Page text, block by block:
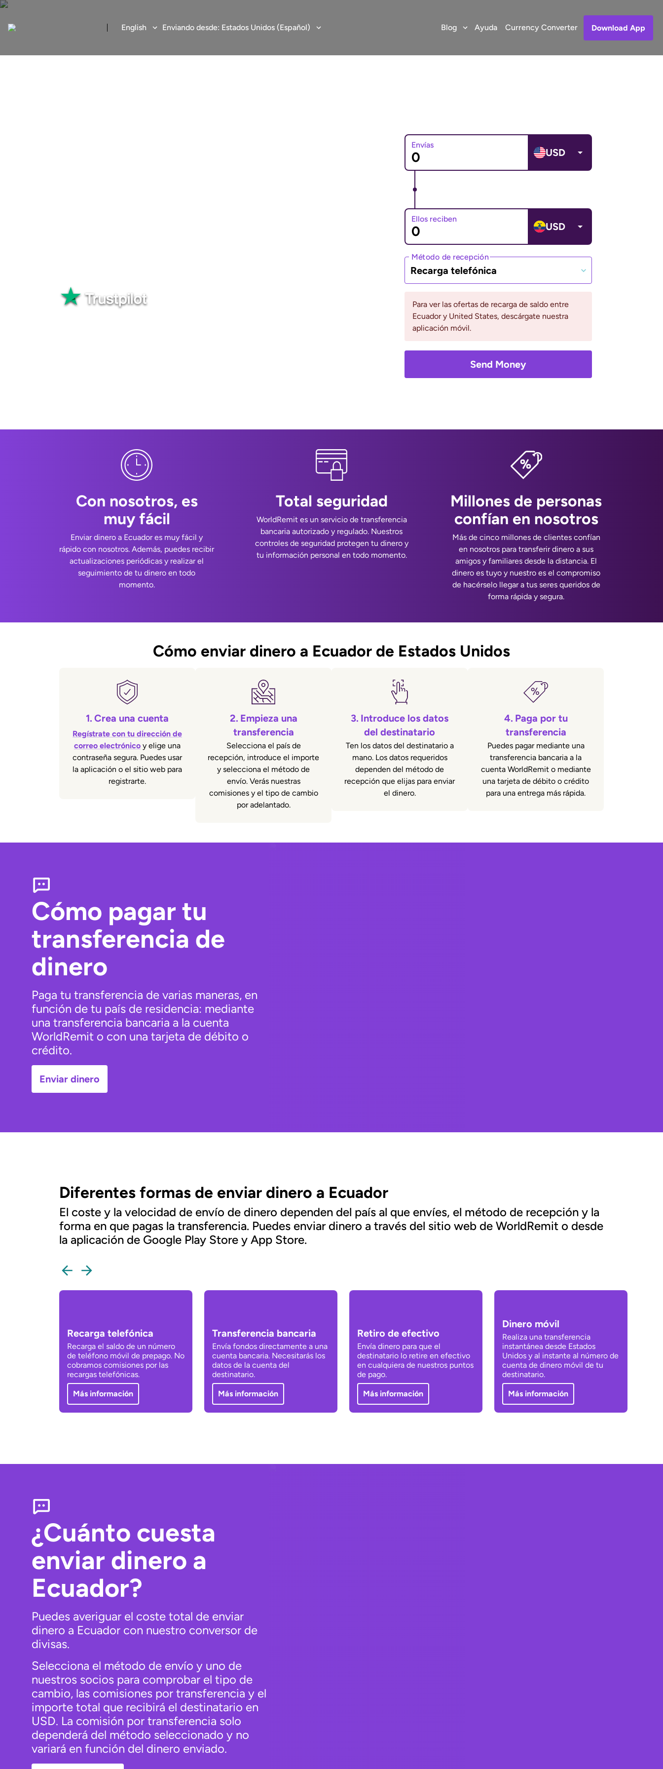
English Enviando desde: Estados Unidos (Español) Blog Ayuda Currency Converter Download App
Envías
USD
Ellos reciben
USD
Método de recepción
Recarga telefónica
Para ver las ofertas de recarga de saldo entre
Ecuador y United States, descárgate nuestra
aplicación móvil.
Send Money
Con nosotros, es
muy fácil
Enviar dinero a Ecuador es muy fácil y
rápido con nosotros. Además, puedes recibir
actualizaciones periódicas y realizar el
seguimiento de tu dinero en todo
momento.
Total seguridad
WorldRemit es un servicio de transferencia
bancaria autorizado y regulado. Nuestros
controles de seguridad protegen tu dinero y
tu información personal en todo momento.
Millones de personas
confían en nosotros
Más de cinco millones de clientes confían
en nosotros para transferir dinero a sus
amigos y familiares desde la distancia. El
dinero es tuyo y nuestro es el compromiso
de hacérselo llegar a tus seres queridos de
forma rápida y segura.
Cómo enviar dinero a Ecuador de Estados Unidos
1. Crea una cuenta
Regístrate con tu dirección de
correo electrónico y elige una
contraseña segura. Puedes usar
la aplicación o el sitio web para
registrarte.
2. Empieza una
transferencia
Selecciona el país de
recepción, introduce el importe
y selecciona el método de
envío. Verás nuestras
comisiones y el tipo de cambio
por adelantado.
3. Introduce los datos
del destinatario
Ten los datos del destinatario a
mano. Los datos requeridos
dependen del método de
recepción que elijas para enviar
el dinero.
4. Paga por tu
transferencia
Puedes pagar mediante una
transferencia bancaria a la
cuenta WorldRemit o mediante
una tarjeta de débito o crédito
para una entrega más rápida.
Cómo pagar tu
transferencia de
dinero
Paga tu transferencia de varias maneras, en
función de tu país de residencia: mediante
una transferencia bancaria a la cuenta
WorldRemit o con una tarjeta de débito o
crédito.
Enviar dinero
Diferentes formas de enviar dinero a Ecuador
El coste y la velocidad de envío de dinero dependen del país al que envíes, el método de recepción y la
forma en que pagas la transferencia. Puedes enviar dinero a través del sitio web de WorldRemit o desde
la aplicación de Google Play Store y App Store.
Recarga telefónica
Recarga el saldo de un número
de teléfono móvil de prepago. No
cobramos comisiones por las
recargas telefónicas.
Más información
Transferencia bancaria
Envía fondos directamente a una
cuenta bancaria. Necesitarás los
datos de la cuenta del
destinatario.
Más información
Retiro de efectivo
Envía dinero para que el
destinatario lo retire en efectivo
en cualquiera de nuestros puntos
de pago.
Más información
Dinero móvil
Realiza una transferencia
instantánea desde Estados
Unidos y al instante al número de
cuenta de dinero móvil de tu
destinatario.
Más información
¿Cuánto cuesta
enviar dinero a
Ecuador?
Puedes averiguar el coste total de enviar
dinero a Ecuador con nuestro conversor de
divisas.
Selecciona el método de envío y uno de
nuestros socios para comprobar el tipo de
cambio, las comisiones por transferencia y el
importe total que recibirá el destinatario en
USD. La comisión por transferencia solo
dependerá del método seleccionado y no
variará en función del dinero enviado.